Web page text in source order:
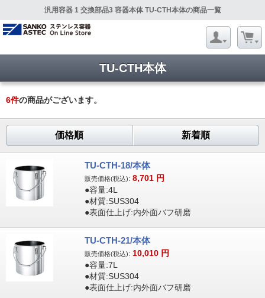
汎用容器 1 交換部品3 容器本体 TU-CTH本体の商品一覧
TU-CTH本体
6件の商品がございます。
価格順 新着順
TU-CTH-18/本体
販売価格(税込): 8,701 円
●容量:4L
●材質:SUS304
●表面仕上げ:内外面バフ研磨
TU-CTH-21/本体
販売価格(税込): 10,010 円
●容量:7L
●材質:SUS304
●表面仕上げ:内外面バフ研磨